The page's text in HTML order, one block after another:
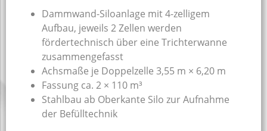
Dammwand-Siloanlage mit 4-zelligem
Aufbau, jeweils 2 Zellen werden
fördertechnisch über eine Trichterwanne
zusammengefasst
Achsmaße je Doppelzelle 3,55 m × 6,20 m
Fassung ca. 2 × 110 m³
Stahlbau ab Oberkante Silo zur Aufnahme
der Befülltechnik